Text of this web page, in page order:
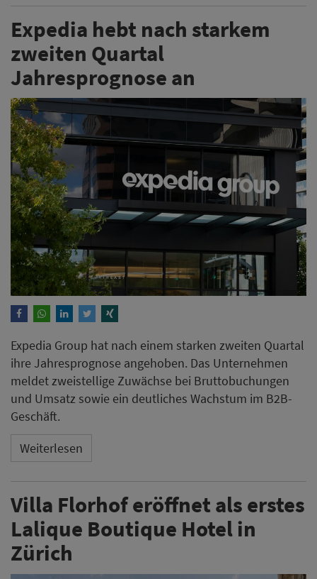
Expedia hebt nach starkem
zweiten Quartal
Jahresprognose an
Expedia Group hat nach einem starken zweiten Quartal
ihre Jahresprognose angehoben. Das Unternehmen
meldet zweistellige Zuwächse bei Bruttobuchungen
und Umsatz sowie ein deutliches Wachstum im B2B-
Geschäft.
Weiterlesen
Villa Florhof eröffnet als erstes
Lalique Boutique Hotel in
Zürich